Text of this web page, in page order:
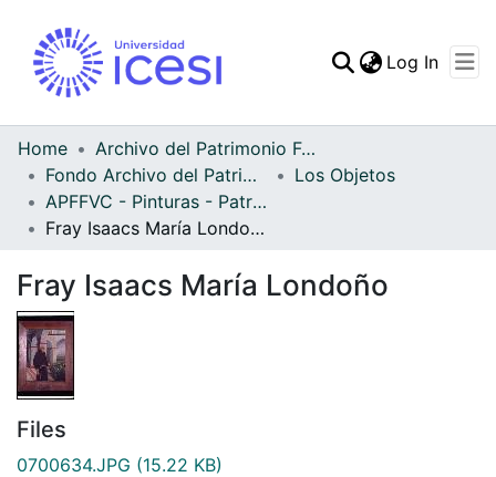
Statistics
Log In
Home
Archivo del Patrimonio Fotográfico y Fílmico del Valle del Cauca
Fondo Archivo del Patrimonio Fotográfico y Fílmico del Valle del Cauca
Los Objetos
APFFVC - Pinturas - Patrimonial
Fray Isaacs María Londoño
Fray Isaacs María Londoño
Files
0700634.JPG (15.22 KB)